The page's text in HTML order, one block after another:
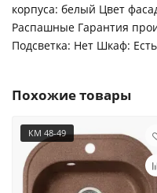
корпуса: белый Цвет
Распашные Гарантия
Подсветка: Нет Шкаф:
Похожие товары
КМ 48-49